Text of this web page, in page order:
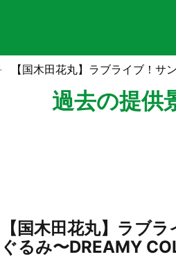
【国木田花丸】ラブライブ！
過去の提供
【国木田花丸】ラブ
ぐるみ〜DREAMY